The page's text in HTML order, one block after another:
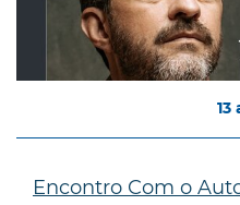
13
Encontro Com o